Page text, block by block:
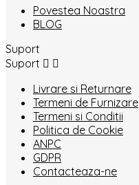
Povestea Noastra
BLOG
Suport
Suport  
Livrare si Returnare
Termeni de Furnizare
Termeni si Conditii
Politica de Cookie
ANPC
GDPR
Contacteaza-ne